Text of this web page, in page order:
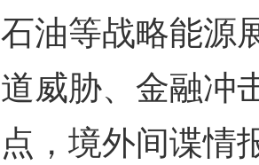
油等战略能源
威胁、金融冲
，境外间谍情